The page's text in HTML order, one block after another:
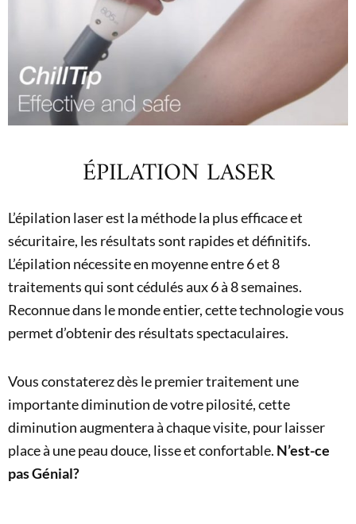
ÉPILATION LASER
L’épilation laser est la méthode la plus efficace et
sécuritaire, les résultats sont rapides et définitifs.
L’épilation nécessite en moyenne entre 6 et 8
traitements qui sont cédulés aux 6 à 8 semaines.
Reconnue dans le monde entier, cette technologie vous
permet d’obtenir des résultats spectaculaires.
Vous constaterez dès le premier traitement une
importante diminution de votre pilosité, cette
diminution augmentera à chaque visite, pour laisser
place à une peau douce, lisse et confortable. N’est-ce
pas Génial?